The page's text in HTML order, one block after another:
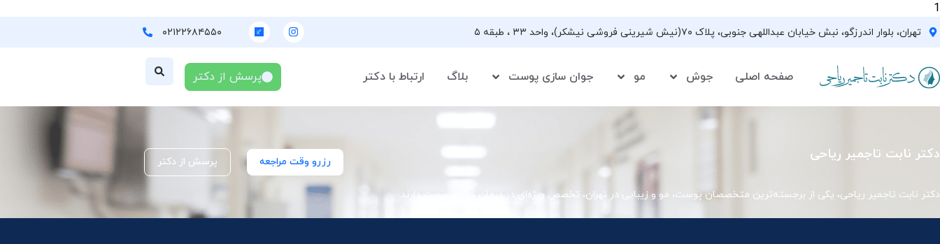
1
تهران، بلوار اندرزگو، نبش خیابان عبداللهی جنوبی، پلاک ۷۰(نیش شیرینی فروشی نیشکر)، واحد ۳۳ ، طبقه ۵ ۰۲۱۲۲۶۸۴۵۵۰
صفحه اصلی جوش مو جوان سازی پوست بلاگ ارتباط با دکتر پرسش از دکتر
دکتر نابت تاجمیر ریاحی
دکتر نابت تاجمیر ریاحی، یکی از برجسته‌ترین متخصصان پوست، مو و زیبایی در تهران، تخصص ویژه‌ای در درمان جوش صورت دارند
رزرو وقت مراجعه پرسش از دکتر